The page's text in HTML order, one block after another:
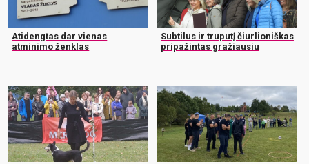
Atidengtas dar vienas
atminimo ženklas
Subtilus ir truputį čiurlioniškas
pripažintas gražiausiu